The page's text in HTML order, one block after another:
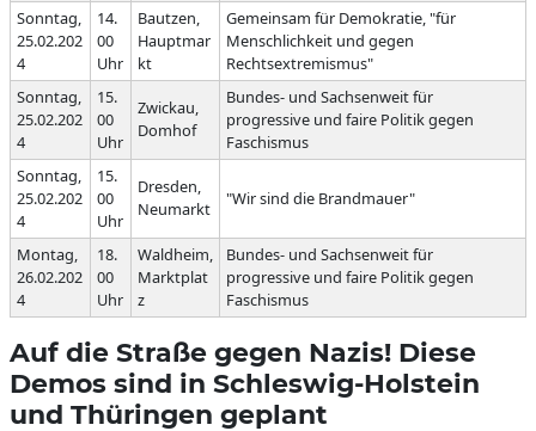
Sonntag,
25.02.202
4
14.
00
Uhr
Bautzen,
Hauptmar
kt
Gemeinsam für Demokratie, "für
Menschlichkeit und gegen
Rechtsextremismus"
Sonntag,
25.02.202
4
15.
00
Uhr
Zwickau,
Domhof
Bundes- und Sachsenweit für
progressive und faire Politik gegen
Faschismus
Sonntag,
25.02.202
4
15.
00
Uhr
Dresden,
Neumarkt
"Wir sind die Brandmauer"
Montag,
26.02.202
4
18.
00
Uhr
Waldheim,
Marktplat
z
Bundes- und Sachsenweit für
progressive und faire Politik gegen
Faschismus
Auf die Straße gegen Nazis! Diese
Demos sind in Schleswig-Holstein
und Thüringen geplant